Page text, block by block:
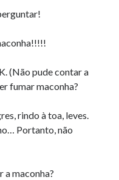
(Não pude contar a
fumar maconha?
rindo à toa, leves.
Portanto, não
a maconha?